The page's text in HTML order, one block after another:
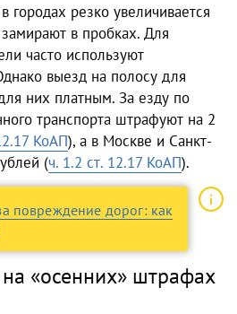
городах резко увеличивается
в пробках. Для
часто используют
выезд на полосу для
них платным. За езду по
транспорта штрафуют на 2
КоАП), а в Москве и Санкт-
(ч. 1.2 ст. 12.17 КоАП).
повреждение дорог: как
«осенних» штрафах